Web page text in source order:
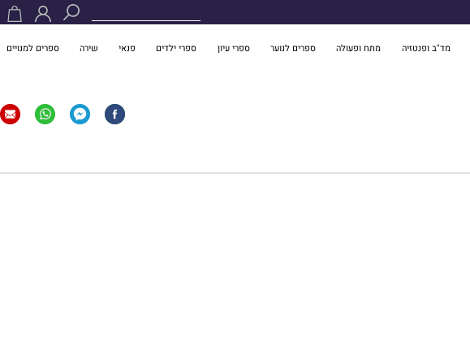
מד"ב ופנטזיה מתח ופעולה ספרים לנוער ספרי עיון ספרי ילדים פנאי שירה ספרים למנויים